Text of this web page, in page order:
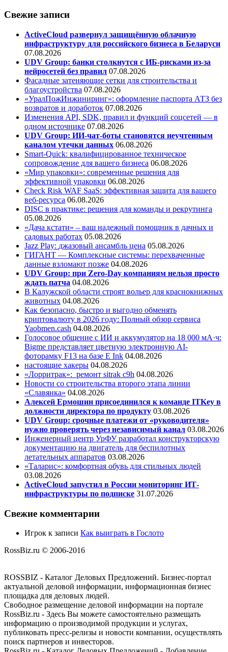
Свежие записи
ActiveCloud развернул защищённую облачную
инфраструктуру для российского бизнеса в Беларуси
07.08.2026
UDV Group: банки столкнутся с ИБ-рисками из-за
нейросетей без правил 07.08.2026
Фасадные затеняющие сетки для строительства и
благоустройства 07.08.2026
«УралПожИнжиниринг»: оформление паспорта АТЗ без
возвратов и доработок 07.08.2026
Изменения API, SDK, правил и функций соцсетей — в
одном источнике 07.08.2026
UDV Group: ИИ-чат-боты становятся неучтенным
каналом утечки данных 06.08.2026
Smart-Quick: квалифицированное техническое
сопровождение для вашего бизнеса 06.08.2026
«Мир упаковки»: современные решения для
эффективной упаковки 06.08.2026
Check Risk WAF SaaS: эффективная защита для вашего
веб-ресурса 06.08.2026
DISC в практике: решения для команды и рекрутинга
05.08.2026
«Дача кстати» – ваш надежный помощник в дачных и
садовых работах 05.08.2026
Jazz Play: джазовый ансамбль цена 05.08.2026
ГИГАНТ — Комплексные системы: перехваченные
данные взломают позже 04.08.2026
UDV Group: при Zero-Day компаниям нельзя просто
ждать патча 04.08.2026
В Калужской области строят вольер для краснокнижных
животных 04.08.2026
Как безопасно, быстро и выгодно обменять
криптовалюту в 2026 году: Полный обзор сервиса
Yaobmen.cash 04.08.2026
Голосовое общение с ИИ и аккумулятор на 18 000 мА·ч:
Bigme представляет цветную электронную AI-
фоторамку F13 на базе E Ink 04.08.2026
настоящие хакеры 04.08.2026
«Лорритрак»: ремонт sitrak c9h 04.08.2026
Новости со строительства второго этапа линии
«Славянка» 04.08.2026
Алексей Ермошин присоединился к команде ITKey в
должности директора по продукту 03.08.2026
UDV Group: срочные платежи от «руководителя»
нужно проверять через независимый канал 03.08.2026
Инженерный центр УрФУ разработал конструкторскую
документацию на двигатель для беспилотных
летательных аппаратов 03.08.2026
«Таларис»: комфортная обувь для стильных людей
03.08.2026
ActiveCloud запустил в России мониторинг ИТ-
инфраструктуры по подписке 31.07.2026
Свежие комментарии
Игрок к записи Как выиграть в Гослото
RossBiz.ru © 2006-2016
ROSSBIZ - Каталог Деловых Предложений. Бизнес-портал
актуальной деловой информации, информационная бизнес
площадка для деловых людей.
Свободное размещение деловой информации на портале
RossBiz.ru - Здесь Вы можете самостоятельно размещать
информацию о производимой продукции и услугах,
публиковать пресс-релизы и новости компании, осуществлять
поиск партнеров и инвесторов.